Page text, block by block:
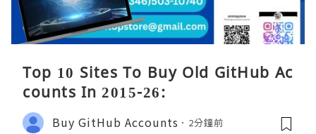
Top 10 Sites To Buy Old GitHub Ac
counts In 2015-26:
Buy GitHub Accounts 2分鐘前